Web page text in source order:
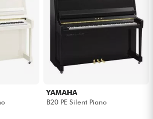
YAMAHA
B20 PE Silent Piano